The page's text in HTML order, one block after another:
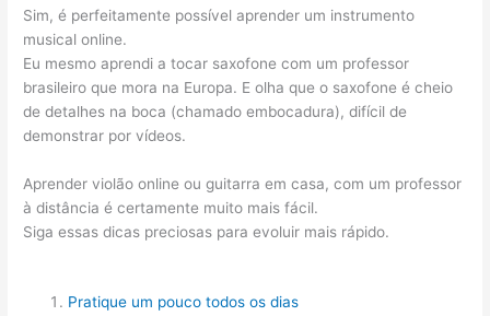
Sim, é perfeitamente possível aprender um instrumento
musical online.
Eu mesmo aprendi a tocar saxofone com um professor
brasileiro que mora na Europa. E olha que o saxofone é cheio
de detalhes na boca (chamado embocadura), difícil de
demonstrar por vídeos.
Aprender violão online ou guitarra em casa, com um professor
à distância é certamente muito mais fácil.
Siga essas dicas preciosas para evoluir mais rápido.
Pratique um pouco todos os dias